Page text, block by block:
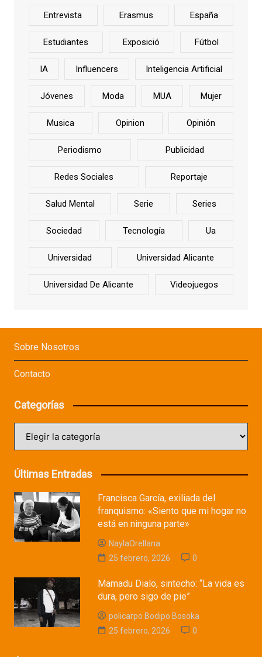
Entrevista Erasmus España
Estudiantes Exposició Fútbol
IA Influencers Inteligencia Artificial
Jóvenes Moda MUA Mujer
Musica Opinion Opinión
Periodismo Publicidad
Redes Sociales Reportaje
Salud Mental Serie Series
Sociedad Tecnología Ua
Universidad Universidad Alicante
Universidad De Alicante Videojuegos
Sobre Nosotros
Contacto
Categorías
Últimas Entradas
Francisca García, exiliada del
franquismo: «Siento que mi hogar no
está en ninguna parte»
NaylaOrellana
25 febrero, 2026
0
Mamadu Dialo, sintecho: “La vida es
dura, pero sigo de pie”
policarpo Bodipo Bosoka
25 febrero, 2026
0